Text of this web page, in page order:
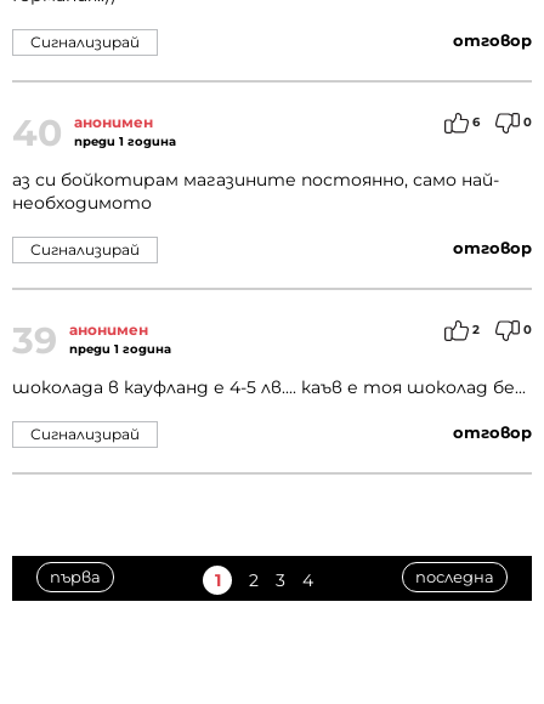
отговор
Сигнализирай
40 анонимен
преди 1 година
6 0
аз си бойкотирам магазините постоянно, само най-
необходимото
отговор
Сигнализирай
39 анонимен
преди 1 година
2 0
шоколада в кауфланд е 4-5 лв.... каъв е тоя шоколад бе...
отговор
Сигнализирай
първа 1 2 3 4 последна